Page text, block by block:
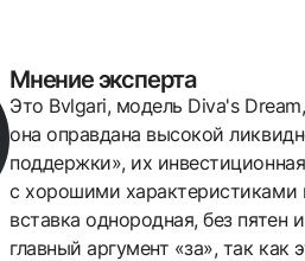
438
285
145
142
205
204
195
150
6
Мнение эксперта
Это Bvlgari, модель Diva's
она оправдана высокой
поддержки», их
с хорошими характеристиками
вставка однородная, без
главный аргумент «за», так